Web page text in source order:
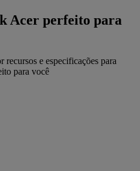
Acer perfeito para
recursos e especificações para
para você